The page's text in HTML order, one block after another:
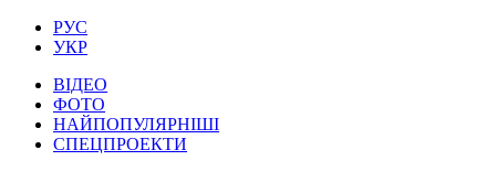
РУС
УКР
ВІДЕО
ФОТО
НАЙПОПУЛЯРНІШІ
СПЕЦПРОЕКТИ